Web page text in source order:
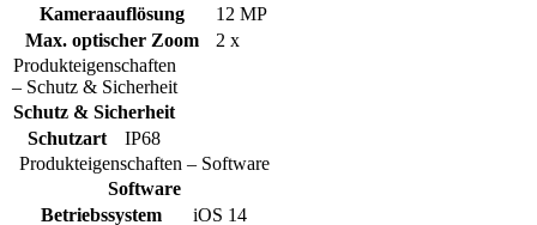
Kameraauflösung
12 MP
Max. optischer Zoom
2 x
Produkteigenschaften
– Schutz & Sicherheit
Schutz & Sicherheit
Schutzart
IP68
Produkteigenschaften – Software
Software
Betriebssystem
iOS 14